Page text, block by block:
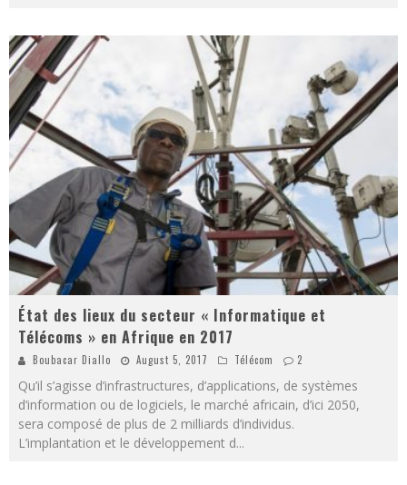
État des lieux du secteur « Informatique et
Télécoms » en Afrique en 2017
Boubacar Diallo August 5, 2017 Télécom 2
Qu’il s’agisse d’infrastructures, d’applications, de systèmes
d’information ou de logiciels, le marché africain, d’ici 2050,
sera composé de plus de 2 milliards d’individus.
L’implantation et le développement d...